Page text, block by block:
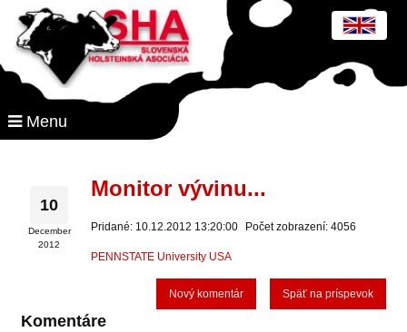
Menu
10
December
2012
Monitor vývinu...
Pridané: 10.12.2012 13:20:00 Počet zobrazení: 4056
PENNSTATE University USA
Späť na príspevok
Nový komentár
Komentáre